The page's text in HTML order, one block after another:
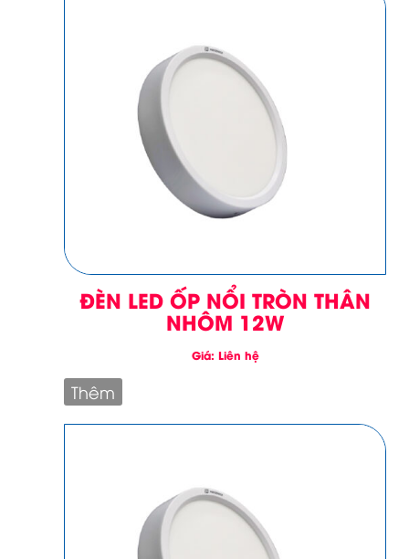
ĐÈN LED ỐP NỔI TRÒN THÂN
NHÔM 12W
Giá: Liên hệ
Thêm